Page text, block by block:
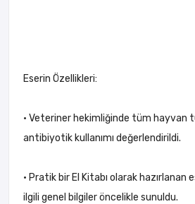
Eserin Özellikleri:
• Veteriner hekimliğinde tüm hayvan
antibiyotik kullanımı değerlendirildi.
• Pratik bir El Kitabı olarak
ilgili genel bilgiler öncelikle sunuldu.